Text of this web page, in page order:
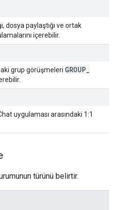
dosya paylaştığı ve ortak
içerebilir.
grup görüşmeleri GROUP
uygulaması arasındaki 1:1
türünü belirtir.